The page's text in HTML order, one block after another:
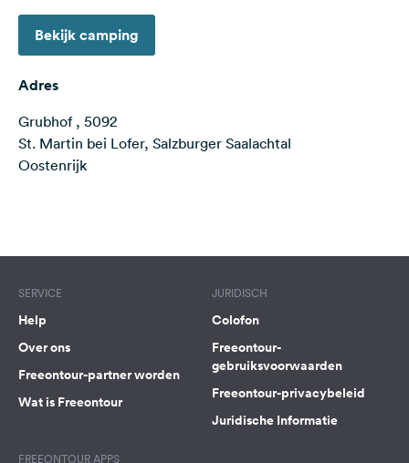
Taal:
Nederlands
ons
op
social
media
Bekijk camping
Adres
Grubhof , 5092
St. Martin bei Lofer, Salzburger Saalachtal
Oostenrijk
SERVICE
Help
Over ons
Freeontour-partner worden
Wat is Freeontour
JURIDISCH
Colofon
Freeontour-
gebruiksvoorwaarden
Freeontour-privacybeleid
Juridische Informatie
FREEONTOUR APPS